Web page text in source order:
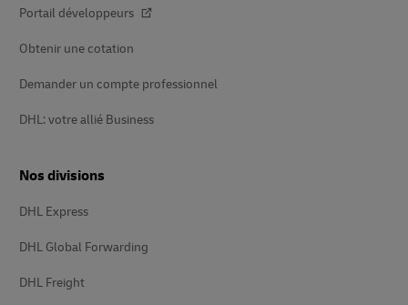
Portail développeurs
Obtenir une cotation
Demander un compte professionnel
DHL: votre allié Business
Nos divisions
DHL Express
DHL Global Forwarding
DHL Freight